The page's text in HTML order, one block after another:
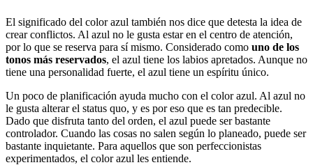
El significado del color azul también nos dice que detesta la idea de
crear conflictos. Al azul no le gusta estar en el centro de atención,
por lo que se reserva para sí mismo. Considerado como uno de los
tonos más reservados, el azul tiene los labios apretados. Aunque no
tiene una personalidad fuerte, el azul tiene un espíritu único.
Un poco de planificación ayuda mucho con el color azul. Al azul no
le gusta alterar el status quo, y es por eso que es tan predecible.
Dado que disfruta tanto del orden, el azul puede ser bastante
controlador. Cuando las cosas no salen según lo planeado, puede ser
bastante inquietante. Para aquellos que son perfeccionistas
experimentados, el color azul les entiende.